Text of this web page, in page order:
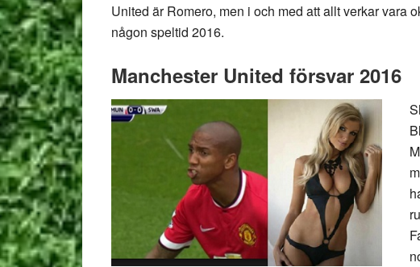
United är Romero, men i och med att allt verkar vara
någon speltid 2016.
Manchester United försvar 2016